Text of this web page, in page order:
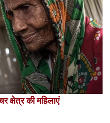
क्षेत्र की महिलाएं